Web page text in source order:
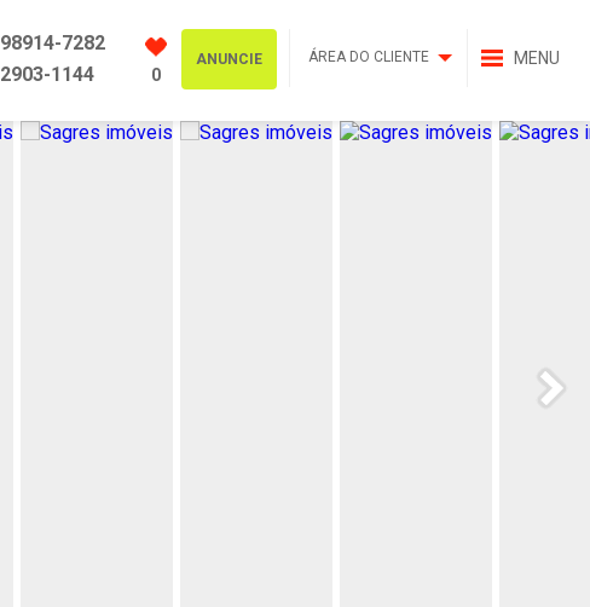
MENU
ÁREA DO CLIENTE
ANUNCIE
0
98914-7282
2903-1144